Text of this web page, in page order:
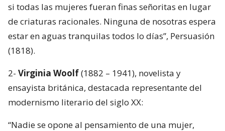
si todas las mujeres fueran finas señoritas en lugar
de criaturas racionales. Ninguna de nosotras espera
estar en aguas tranquilas todos lo días”, Persuasión
(1818).
2- Virginia Woolf(1882 – 1941), novelista y
ensayista británica, destacada representante del
modernismo literario del siglo XX:
“Nadie se opone al pensamiento de una mujer,